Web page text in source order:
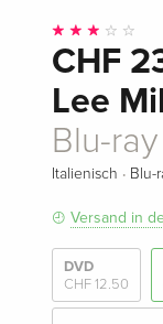
CHF
Lee
Blu-
Italienisch · Blu-
Versand in
DVD
CHF 12.50